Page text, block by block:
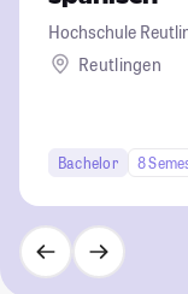
Hochschule
Wirtschaft-
Reutlingen
Bachelor 8